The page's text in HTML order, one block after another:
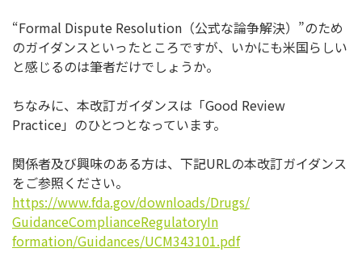
“Formal Dispute Resolution（公式な論争解決）”のため
のガイダンスといったところですが、 いかにも米国らしい
と感じるのは筆者だけでしょうか。
ちなみに、本改訂ガイダンスは「Good Review
Practice」のひとつとなっています。
関係者及び興味のある方は、下記URLの本改訂ガイダンス
をご参照ください。
https://www.fda.gov/downloads/Drugs/
GuidanceComplianceRegulatoryIn
formation/Guidances/UCM343101.pdf